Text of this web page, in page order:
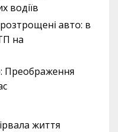
водіїв
авто: в
на
Преображення
життя